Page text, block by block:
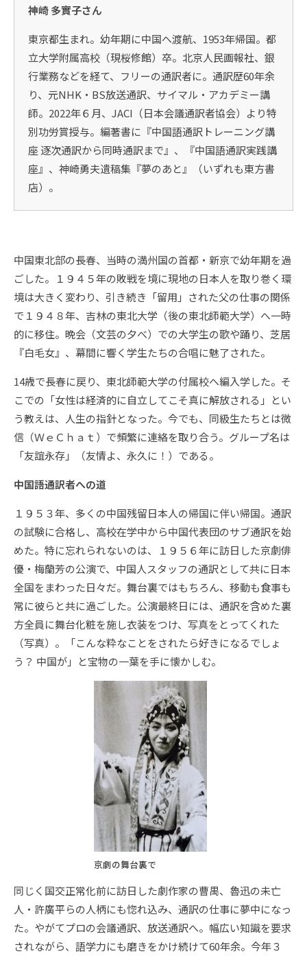
神崎 多實子さん
東京都生まれ。幼年期に中国へ渡航、1953年帰国。都
立大学附属高校（現桜修館）卒。北京人民画報社、銀
行業務などを経て、フリーの通訳者に。通訳歴60年余
り、元NHK・BS放送通訳、サイマル・アカデミー講
師。2022年６月、JACI（日本会議通訳者協会）より特
別功労賞授与。編著書に『中国語通訳トレーニング講
座 逐次通訳から同時通訳まで』、『中国語通訳実践講
座』、神崎勇夫遺稿集『夢のあと』（いずれも東方書
店）。
中国東北部の長春、当時の満州国の首都・新京で幼年期を過
ごした。１９４５年の敗戦を境に現地の日本人を取り巻く環
境は大きく変わり、引き続き「留用」された父の仕事の関係
で１９４８年、吉林の東北大学（後の東北師範大学）へ一時
的に移住。晩会（文芸の夕べ）での大学生の歌や踊り、芝居
『白毛女』、幕間に響く学生たちの合唱に魅了された。
14歳で長春に戻り、東北師範大学の付属校へ編入学した。そ
こでの「女性は経済的に自立してこそ真に解放される」とい
う教えは、人生の指針となった。今でも、同級生たちとは微
信（ＷｅＣｈａｔ）で頻繁に連絡を取り合う。グループ名は
「友誼永存」（友情よ、永久に！）である。
中国語通訳者への道
１９５３年、多くの中国残留日本人の帰国に伴い帰国。通訳
の試験に合格し、高校在学中から中国代表団のサブ通訳を始
めた。特に忘れられないのは、１９５６年に訪日した京劇俳
優・梅蘭芳の公演で、中国人スタッフの通訳として共に日本
全国をまわった日々だ。舞台裏ではもちろん、移動も食事も
常に彼らと共に過ごした。公演最終日には、通訳を含めた裏
方全員に舞台化粧を施し衣装をつけ、写真をとってくれた
（写真）。「こんな粋なことをされたら好きになるでしょ
う？ 中国が」と宝物の一葉を手に懐かしむ。
京劇の舞台裏で
同じく国交正常化前に訪日した劇作家の曹禺、魯迅の未亡
人・許廣平らの人柄にも惚れ込み、通訳の仕事に夢中になっ
た。やがてプロの会議通訳、放送通訳へ。幅広い知識を要求
されながら、語学力にも磨きをかけ続けて60年余。今年３